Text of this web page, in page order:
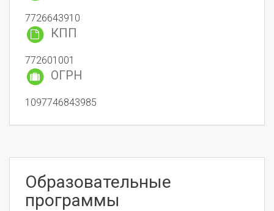
7726643910
КПП
772601001
ОГРН
1097746843985
Образовательные
программы